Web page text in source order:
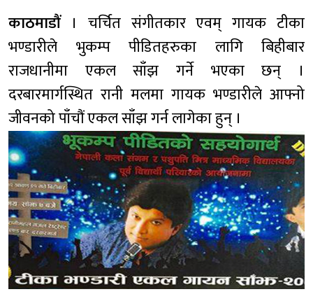
काठमाडौं। चर्चित संगीतकार एवम् गायक टीका
भण्डारीले भुकम्प पीडितहरुका लागि बिहीबार
राजधानीमा एकल साँझ गर्ने भएका छन् ।
दरबारमार्गस्थित रानी मलमा गायक भण्डारीले आफ्नो
जीवनको पाँचौं एकल साँझ गर्न लागेका हुन् ।